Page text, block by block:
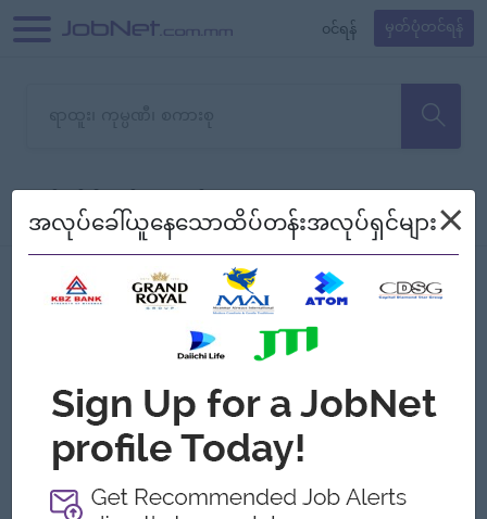
၀င်ရန် မှတ်ပုံတင်ရန်
သော အလုပ်မရှိသေးပါ။
စစ်ရန် စဉ်၍ကြည့်မည်
Myanmar
အလုပ်ခေါ်ယူနေသောထိပ်တန်းအလုပ်ရှင်များ×